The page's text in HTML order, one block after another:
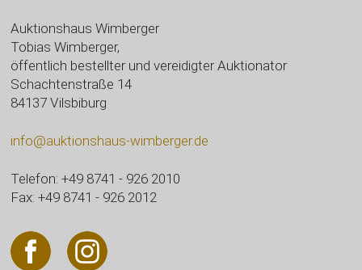
Auktionshaus Wimberger
Tobias Wimberger,
öffentlich bestellter und vereidigter Auktionator
Schachtenstraße 14
84137 Vilsbiburg
info@auktionshaus-wimberger.de
Telefon: +49 8741 - 926 2010
Fax: +49 8741 - 926 2012